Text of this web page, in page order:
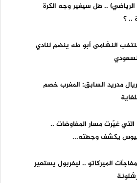
الرياضي) .. هل سيغير وجه الكرة
.. ؟
النشامى أبو طه ينضم لنادي
مدريد السابق: المغرب خصم
التي غيّرت مسار المفاوضات ..
يكشف وجهته...
الميركاتو .. ليفربول يستعير